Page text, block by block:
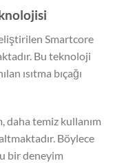
Smartcore
Bu teknoloji
ısıtma bıçağı
daha temiz kullanım
Böylece
bir deneyim